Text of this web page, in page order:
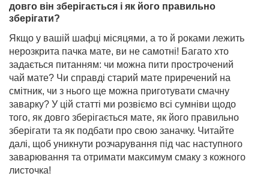
довго він зберігається і як його правильно
зберігати?
Якщо у вашій шафці місяцями, а то й роками лежить
нерозкрита пачка мате, ви не самотні! Багато хто
задається питанням: чи можна пити прострочений
чай мате? Чи справді старий мате приречений на
смітник, чи з нього ще можна приготувати смачну
заварку? У цій статті ми розвіємо всі сумніви щодо
того, як довго зберігається мате, як його правильно
зберігати та як подбати про свою заначку. Читайте
далі, щоб уникнути розчарування під час наступного
заварювання та отримати максимум смаку з кожного
листочка!